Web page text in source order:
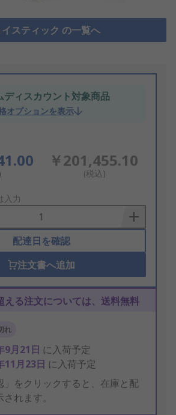
イスティック の一覧へ
ディスカウント対象商品
オプションを表示
￥201,455.10
(税込)
入力
配達日を確認
注文書へ追加
える注文については、送料無料
れ
9月21日 に入荷予定
11月23日 に入荷予定
」をクリックすると、在庫と配
れます。